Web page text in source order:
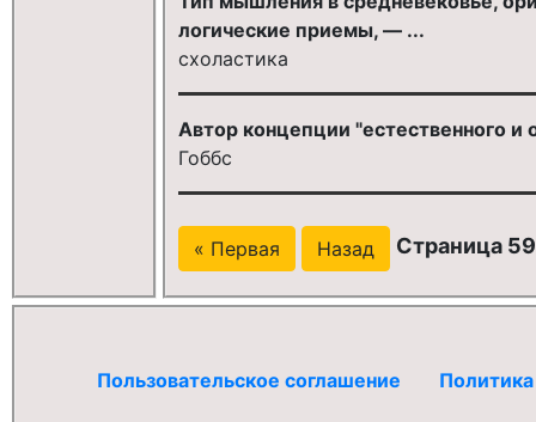
логические приемы, — ...
схоластика
Автор концепции "естественного
Гоббс
« Первая Назад Страница
Пользовательское соглашение